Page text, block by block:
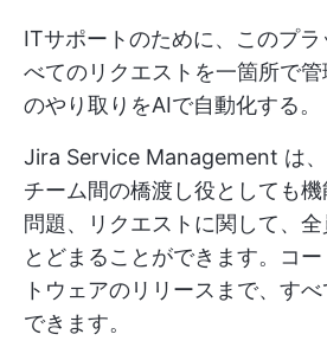
ITサポートのために、このプ
べてのリクエストを一箇所で
のやり取りをAIで自動化する。
Jira Service Management は
チーム間の橋渡し役としても機
問題、リクエストに関して、
とどまることができます。コ
トウェアのリリースまで、す
できます。